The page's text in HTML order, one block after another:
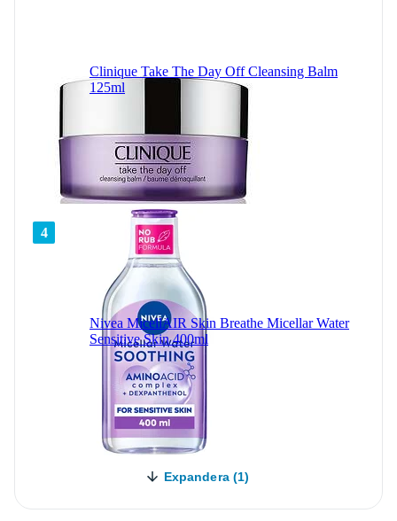
Clinique Take The Day Off Cleansing Balm
125ml
4
Nivea MicellAIR Skin Breathe Micellar Water
Sensitive Skin 400ml
Expandera (1)